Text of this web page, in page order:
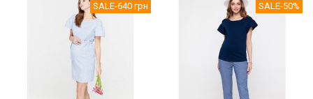
SALE-640 грн SALE-50%